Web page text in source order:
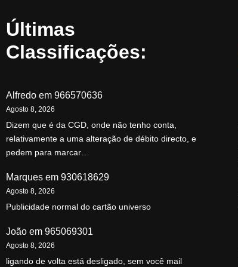
Últimas
Classificações:
Alfredo em 966570636
Agosto 8, 2026
Dizem que é da CGD, onde não tenho conta,
relativamente a uma alteração de débito directo, e
pedem para marcar…
Marques em 930618629
Agosto 8, 2026
Publicidade normal do cartão universo
João em 965069301
Agosto 8, 2026
ligando de volta está desligado, sem você mail